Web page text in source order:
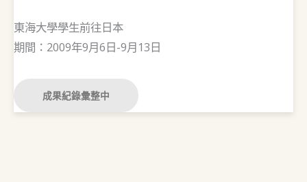
東海大學學生前往日本
期間：2009年9月6日-9月13日
成果紀錄彙整中